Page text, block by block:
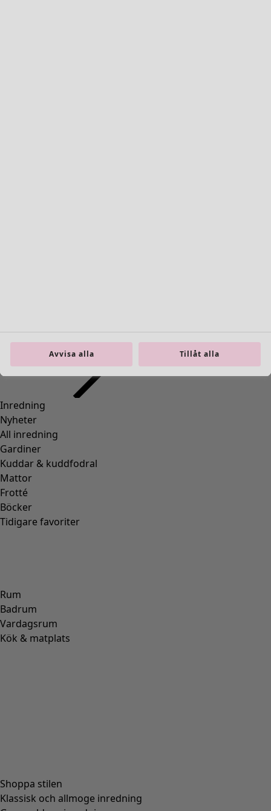
Inredning
Nyheter
All inredning
Gardiner
Kuddar & kuddfodral
Mattor
Frotté
Böcker
Tidigare favoriter
Rum
Badrum
Vardagsrum
Kök & matplats
Shoppa stilen
Klassisk och allmoge inredning
Avvisa alla Tillåt alla